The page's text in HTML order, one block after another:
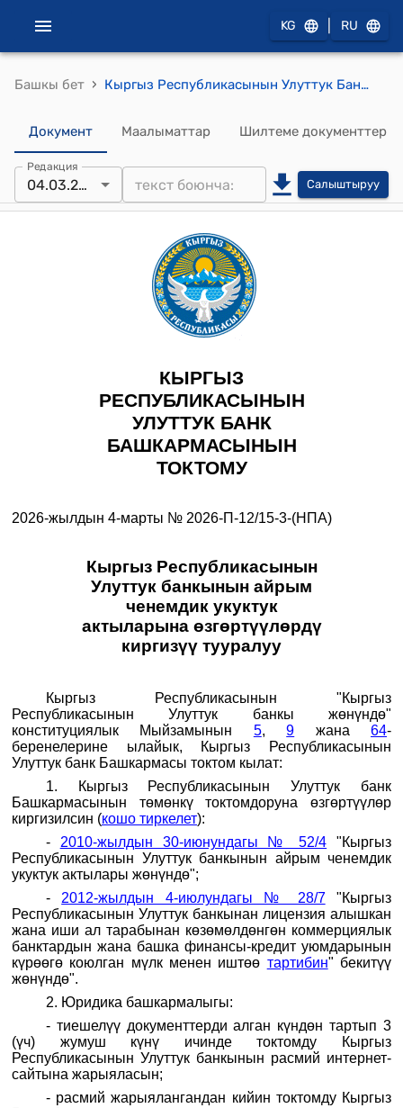
KG RU
Башкы бет › Кыргыз Республикасынын Улуттук Банк башкармасынын 2026-жылдын 4-мартындагы № 2026-П-12/15-3-(НПА) "Кыргыз Республикасынын Улуттук банкынын айрым ченемдик укуктук актыларына өзгөртүүлөрдү киргизүү тууралуу" токтому
Документ Маалыматтар Шилтеме документтер
Редакция
04.03.2026 Салыштыруу